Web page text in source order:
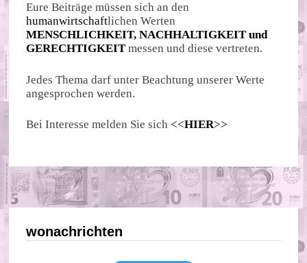
Eure Beiträge müssen sich an den
humanwirtschaftlichen Werten
MENSCHLICHKEIT, NACHHALTIGKEIT und
GERECHTIGKEIT messen und diese vertreten.
Jedes Thema darf unter Beachtung unserer Werte
angesprochen werden.
Bei Interesse melden Sie sich <<HIER>>
wonachrichten